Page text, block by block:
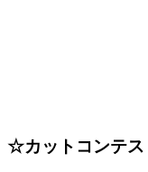
☆カットコンテ